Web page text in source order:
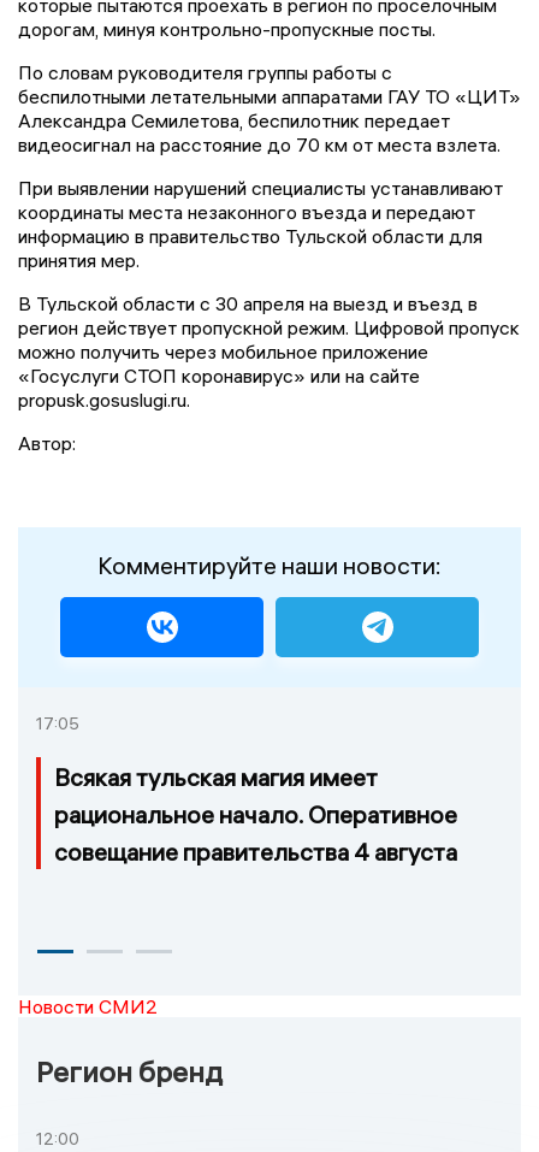
которые пытаются проехать в регион по проселочным
дорогам, минуя контрольно-пропускные посты.
По словам руководителя группы работы с
беспилотными летательными аппаратами ГАУ ТО «ЦИТ»
Александра Семилетова, беспилотник передает
видеосигнал на расстояние до 70 км от места взлета.
При выявлении нарушений специалисты устанавливают
координаты места незаконного въезда и передают
информацию в правительство Тульской области для
принятия мер.
В Тульской области с 30 апреля на выезд и въезд в
регион действует пропускной режим. Цифровой пропуск
можно получить через мобильное приложение
«Госуслуги СТОП коронавирус» или на сайте
propusk.gosuslugi.ru.
Автор:
Комментируйте наши новости:
17:05
Всякая тульская магия имеет
рациональное начало. Оперативное
совещание правительства 4 августа
Новости СМИ2
Регион бренд
12:00